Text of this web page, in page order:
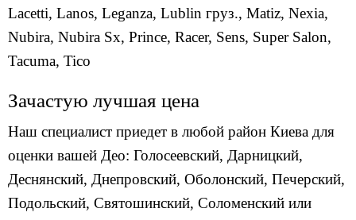
Lacetti, Lanos, Leganza, Lublin груз., Matiz, Nexia,
Nubira, Nubira Sx, Prince, Racer, Sens, Super Salon,
Tacuma, Tico
Зачастую лучшая цена
Наш специалист приедет в любой район Киева для
оценки вашей Део: Голосеевский, Дарницкий,
Деснянский, Днепровский, Оболонский, Печерский,
Подольский, Святошинский, Соломенский или